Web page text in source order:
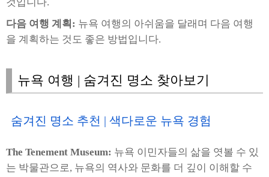
다음 여행 계획: 뉴욕 여행의 아쉬움을 달래며 다음 여행
을 계획하는 것도 좋은 방법입니다.
뉴욕 여행 | 숨겨진 명소 찾아보기
숨겨진 명소 추천 | 색다로운 뉴욕 경험
The Tenement Museum: 뉴욕 이민자들의 삶을 엿볼 수 있
는 박물관으로, 뉴욕의 역사와 문화를 더 깊이 이해할 수